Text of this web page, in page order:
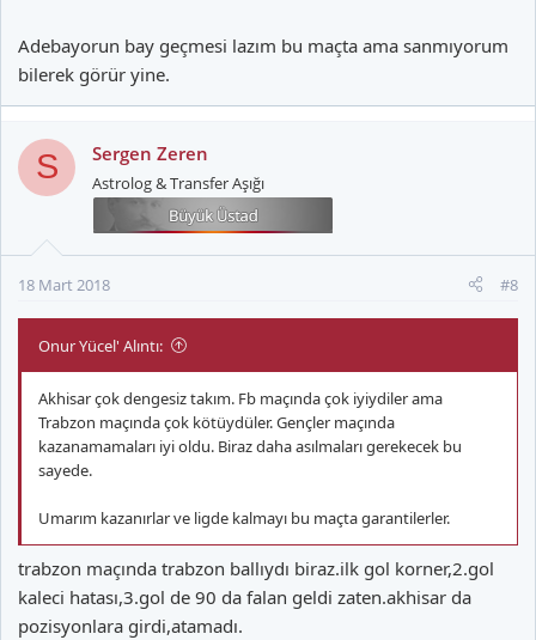
Adebayorun bay geçmesi lazım bu maçta ama sanmıyorum
bilerek görür yine.
S Sergen Zeren
Astrolog & Transfer Aşığı
18 Mart 2018 #8
Onur Yücel' Alıntı:
Akhisar çok dengesiz takım. Fb maçında çok iyiydiler ama
Trabzon maçında çok kötüydüler. Gençler maçında
kazanamamaları iyi oldu. Biraz daha asılmaları gerekecek bu
sayede.
Umarım kazanırlar ve ligde kalmayı bu maçta garantilerler.
trabzon maçında trabzon ballıydı biraz.ilk gol korner,2.gol
kaleci hatası,3.gol de 90 da falan geldi zaten.akhisar da
pozisyonlara girdi,atamadı.